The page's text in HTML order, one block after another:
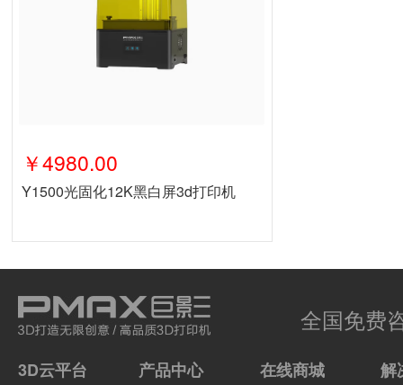
￥4980.00
Y1500光固化12K黑白屏3d打印机
全国免费
3D云平台 产品中心 在线商城 解